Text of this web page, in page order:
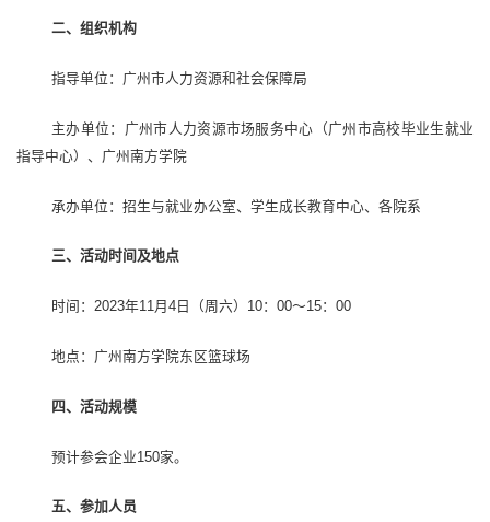
二、组织机构
指导单位：广州市人力资源和社会保障局
主办单位：广州市人力资源市场服务中心（广州市高校毕业生就业
指导中心）、广州南方学院
承办单位：招生与就业办公室、学生成长教育中心、各院系
三、活动时间及地点
时间：2023年11月4日（周六）10：00～15：00
地点：广州南方学院东区篮球场
四、活动规模
预计参会企业150家。
五、参加人员